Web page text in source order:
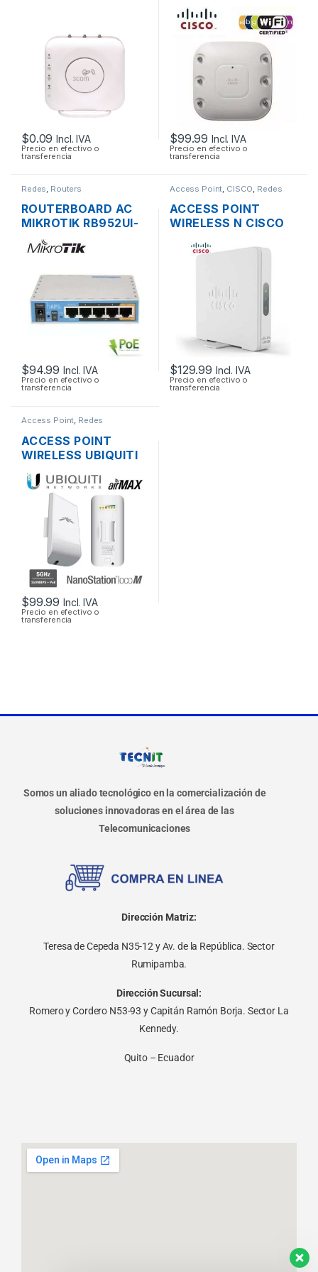
$0.09 Incl. IVA
Precio en efectivo o
transferencia
AIRONET AIR-
AP1262N-A-K9 DUAL
BAND 600MBPS
GIGABIT SOPORTE
POE
$99.99 Incl. IVA
Precio en efectivo o
transferencia
Redes Routers
ROUTERBOARD AC
MIKROTIK RB952UI-
5AC2ND HAP AC
LITE DUAL BAND
USB OS L4
$94.99 Incl. IVA
Precio en efectivo o
transferencia
Access Point CISCO Redes
ACCESS POINT
WIRELESS N CISCO
NA DUAL BAND
SOPORTE POE +
FUENTE
$129.99 Incl. IVA
Precio en efectivo o
transferencia
Access Point, Redes
ACCESS POINT
WIRELESS UBIQUITI
LOCOM5 AIRMAX
5GHZ 13DBI MIMO
200MW 150MBPS +
POE OUTDOOR
$99.99 Incl. IVA
Precio en efectivo o
transferencia
Somos un aliado tecnológico en la comercialización de
soluciones innovadoras en el área de las
Telecomunicaciones
Dirección Matriz:
Teresa de Cepeda N35-12 y Av. de la República. Sector
Rumipamba.
Dirección Sucursal:
Romero y Cordero N53-93 y Capitán Ramón Borja. Sector La
Kennedy.
Quito – Ecuador